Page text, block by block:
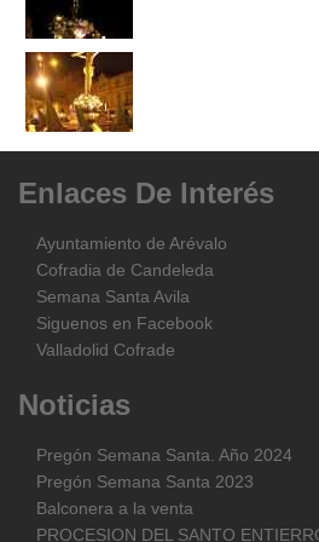
Enlaces De Interés
Ayuntamiento de Arévalo
Cofradia de Candeleda
Semana Santa Avila
Siguenos en Facebook
Valladolid Cofrade
Noticias
Pregón Semana Santa. Año 2024
Pregón Semana Santa 2023
Balconera a la venta
PROCESION DEL SANTO